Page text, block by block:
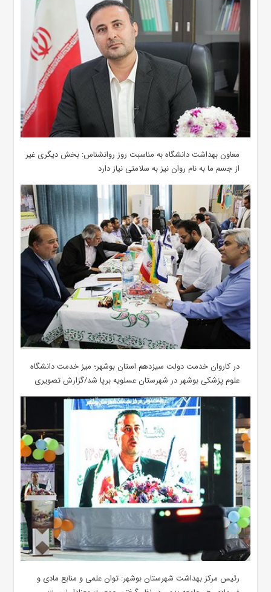
معاون بهداشت دانشگاه به مناسبت روز روانشناس: بخش دیگری غیر
از جسم ما به نام روان نیز به سلامتی نیاز دارد
در کاروان خدمت دولت سیزدهم استان بوشهر؛ میز خدمت دانشگاه
علوم پزشکی بوشهر در شهرستان عسلویه برپا شد/گزارش تصویری
رئیس مرکز بهداشت شهرستان بوشهر: توان علمی و منابع مادی و